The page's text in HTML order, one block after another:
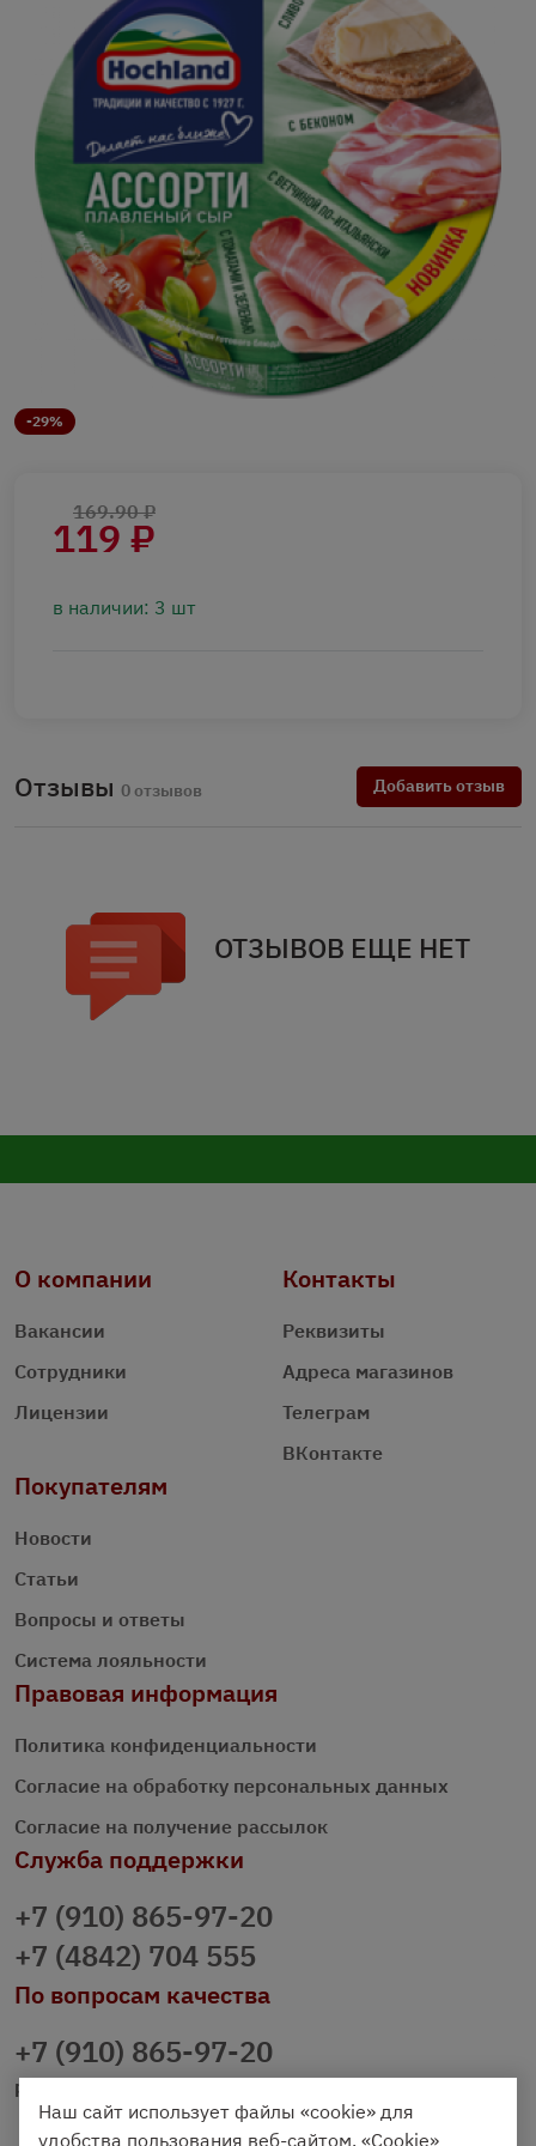
-29%
119 ₽
169.90 ₽
в наличии: 3 шт
Отзывы 0 отзывов Добавить отзыв
ОТЗЫВОВ ЕЩЕ НЕТ
О компании
Вакансии
Сотрудники
Лицензии
Контакты
Реквизиты
Адреса магазинов
Телеграм
ВКонтакте
Покупателям
Новости
Статьи
Вопросы и ответы
Система лояльности
Правовая информация
Политика конфиденциальности
Согласие на обработку персональных данных
Согласие на получение рассылок
Служба поддержки
+7 (910) 865-97-20
+7 (4842) 704 555
По вопросам качества
+7 (910) 865-97-20
prazdnichniy40@palmi.ru
Наш сайт использует файлы «cookie» для
удобства пользования веб-сайтом. «Cookie»